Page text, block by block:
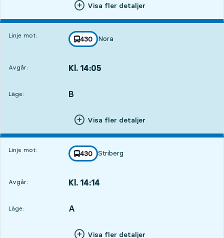
Visa fler detaljer
Linje mot: linje
430
mot
Nora
,
Avgår: Kl. 14:05
Läge:
LÄGE, B
,
Visa fler detaljer
Linje mot: linje
430
mot
Striberg
,
Avgår: Kl. 14:14
Läge:
LÄGE, A
,
Visa fler detaljer